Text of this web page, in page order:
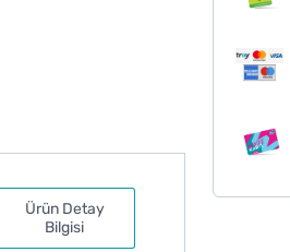
Ürün Detay
Bilgisi